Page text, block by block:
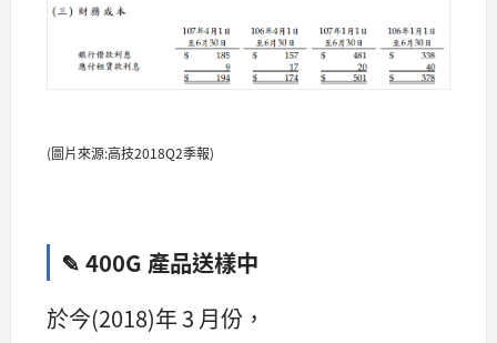
(圖片來源:高技2018Q2季報)
✎ 400G 產品送樣中
於今(2018)年 3 月份，